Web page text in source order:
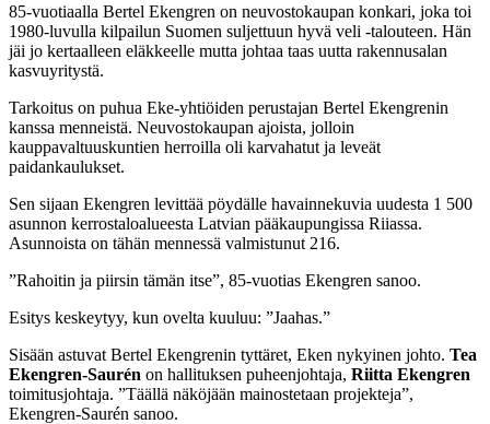
85-vuotiaalla Bertel Ekengren on neuvostokaupan konkari, joka toi
1980-luvulla kilpailun Suomen suljettuun hyvä veli -talouteen. Hän
jäi jo kertaalleen eläkkeelle mutta johtaa taas uutta rakennusalan
kasvuyritystä.
Tarkoitus on puhua Eke-yhtiöiden perustajan Bertel Ekengrenin
kanssa menneistä. Neuvostokaupan ajoista, jolloin
kauppavaltuuskuntien herroilla oli karvahatut ja leveät
paidankaulukset.
Sen sijaan Ekengren levittää pöydälle havainnekuvia uudesta 1 500
asunnon kerrostaloalueesta Latvian pääkaupungissa Riiassa.
Asunnoista on tähän mennessä valmistunut 216.
”Rahoitin ja piirsin tämän itse”, 85-vuotias Ekengren sanoo.
Esitys keskeytyy, kun ovelta kuuluu: ”Jaahas.”
Sisään astuvat Bertel Ekengrenin tyttäret, Eken nykyinen johto. Tea
Ekengren-Saurén on hallituksen puheenjohtaja, Riitta Ekengren
toimitusjohtaja. ”Täällä näköjään mainostetaan projekteja”,
Ekengren-Saurén sanoo.